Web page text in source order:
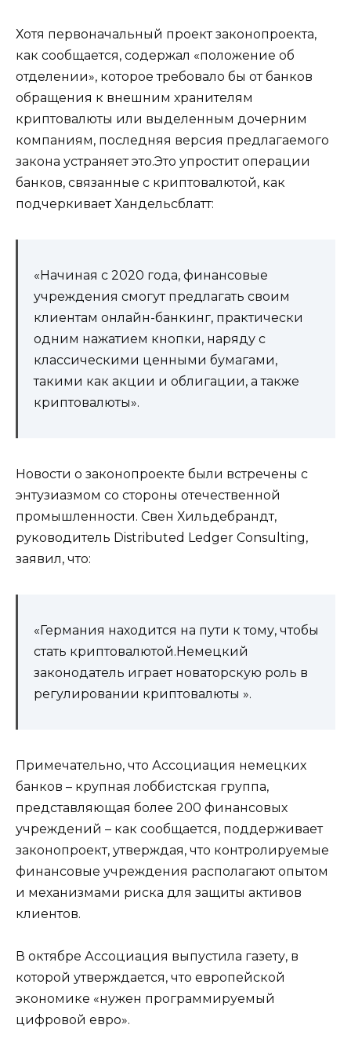
Хотя первоначальный проект законопроекта,
как сообщается, содержал «положение об
отделении», которое требовало бы от банков
обращения к внешним хранителям
криптовалюты или выделенным дочерним
компаниям, последняя версия предлагаемого
закона устраняет это.Это упростит операции
банков, связанные с криптовалютой, как
подчеркивает Хандельсблатт:
«Начиная с 2020 года, финансовые
учреждения смогут предлагать своим
клиентам онлайн-банкинг, практически
одним нажатием кнопки, наряду с
классическими ценными бумагами,
такими как акции и облигации, а также
криптовалюты».
Новости о законопроекте были встречены с
энтузиазмом со стороны отечественной
промышленности. Свен Хильдебрандт,
руководитель Distributed Ledger Consulting,
заявил, что:
«Германия находится на пути к тому, чтобы
стать криптовалютой.Немецкий
законодатель играет новаторскую роль в
регулировании криптовалюты ».
Примечательно, что Ассоциация немецких
банков – крупная лоббистская группа,
представляющая более 200 финансовых
учреждений – как сообщается, поддерживает
законопроект, утверждая, что контролируемые
финансовые учреждения располагают опытом
и механизмами риска для защиты активов
клиентов.
В октябре Ассоциация выпустила газету, в
которой утверждается, что европейской
экономике «нужен программируемый
цифровой евро».